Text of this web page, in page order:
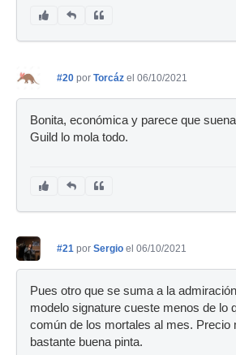
#20 por Torcáz el 06/10/2021
Bonita, económica y parece que
Guild lo mola todo.
#21 por Sergio el 06/10/2021
Pues otro que se suma a la
modelo signature cueste menos de lo
común de los mortales al mes. Precio
bastante buena pinta.